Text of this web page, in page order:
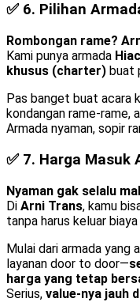
✅ 6. Pilihan
Rombongan rame?
Kami punya armada
khusus (charter) buat
Pas banget buat acara
kondangan rame-rame,
Armada nyaman, sopir
✅ 7. Harga Masuk
Nyaman gak selalu
Di Arni Trans, kamu
tanpa harus keluar biaya
Mulai dari armada yang
layanan door to door—
harga yang tetap
Serius, value-nya jauh